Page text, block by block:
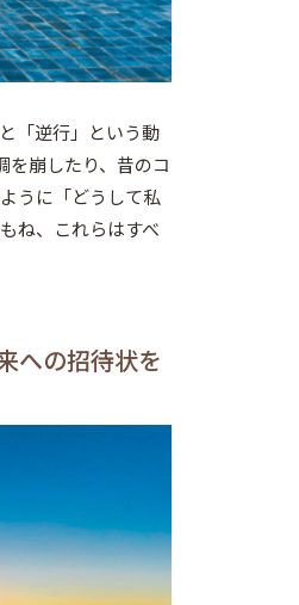
「逆行」という動
を崩したり、昔のコ
うに「どうして私
ね、これらはすべ
への招待状を